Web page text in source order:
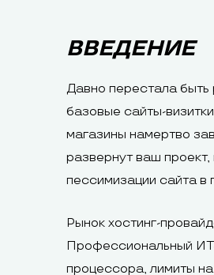
ВВЕДЕНИЕ
Давно перестала
базовые сайты-
магазины намертво
развернут ваш
пессимизации сайта в
Рынок хостинг-
Профессиональный
процессора, лимиты